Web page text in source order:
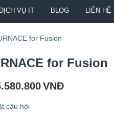
DỊCH VỤ IT BLOG LIÊN HỆ
for Fusion
for Fusion
VNĐ
câu hỏi